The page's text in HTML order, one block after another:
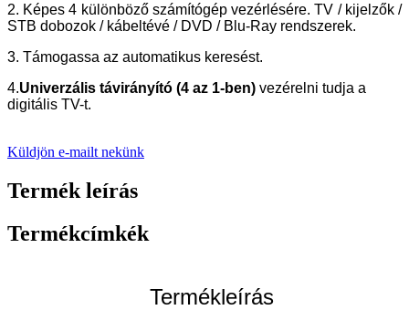
2. Képes 4 különböző számítógép vezérlésére. TV / kijelzők /
STB dobozok / kábeltévé / DVD / Blu-Ray rendszerek.
3. Támogassa az automatikus keresést.
4.Univerzális távirányító (4 az 1-ben) vezérelni tudja a
digitális TV-t.
Küldjön e-mailt nekünk
Termék leírás
Termékcímkék
Termékleírás